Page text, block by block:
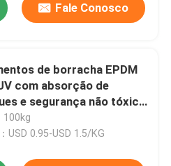
Fale Conosco
de borracha EPDM
com absorção de
e segurança não tóxica
e pistas
100kg
USD 0.95-USD 1.5/KG